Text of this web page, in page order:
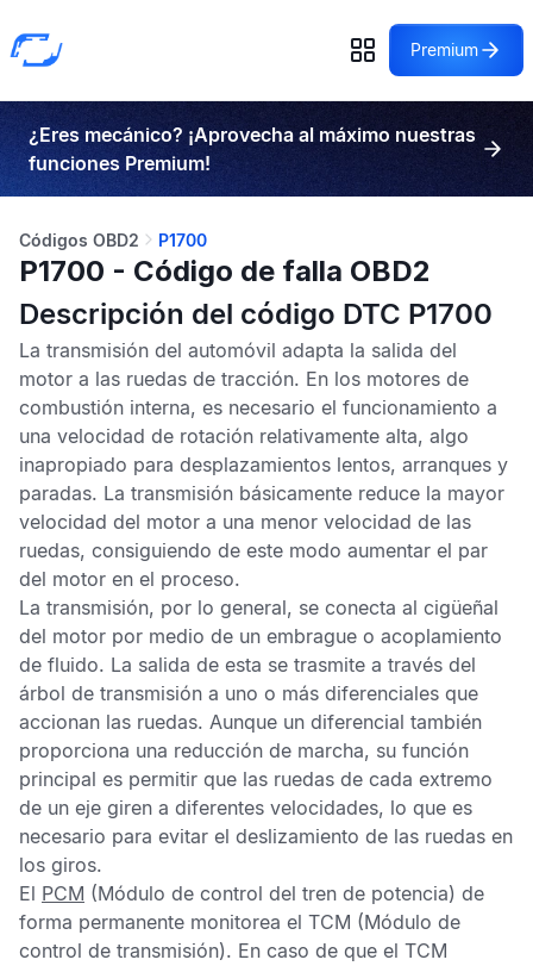
Premium
¿Eres mecánico? ¡Aprovecha al máximo nuestras
funciones Premium!
Códigos OBD2 P1700
P1700 - Código de falla OBD2
Descripción del código DTC P1700
La transmisión del automóvil adapta la salida del
motor a las ruedas de tracción. En los motores de
combustión interna, es necesario el funcionamiento a
una velocidad de rotación relativamente alta, algo
inapropiado para desplazamientos lentos, arranques y
paradas. La transmisión básicamente reduce la mayor
velocidad del motor a una menor velocidad de las
ruedas, consiguiendo de este modo aumentar el par
del motor en el proceso.
La transmisión, por lo general, se conecta al cigüeñal
del motor por medio de un embrague o acoplamiento
de fluido. La salida de esta se trasmite a través del
árbol de transmisión a uno o más diferenciales que
accionan las ruedas. Aunque un diferencial también
proporciona una reducción de marcha, su función
principal es permitir que las ruedas de cada extremo
de un eje giren a diferentes velocidades, lo que es
necesario para evitar el deslizamiento de las ruedas en
los giros.
El PCM (Módulo de control del tren de potencia) de
forma permanente monitorea el TCM (Módulo de
control de transmisión). En caso de que el TCM